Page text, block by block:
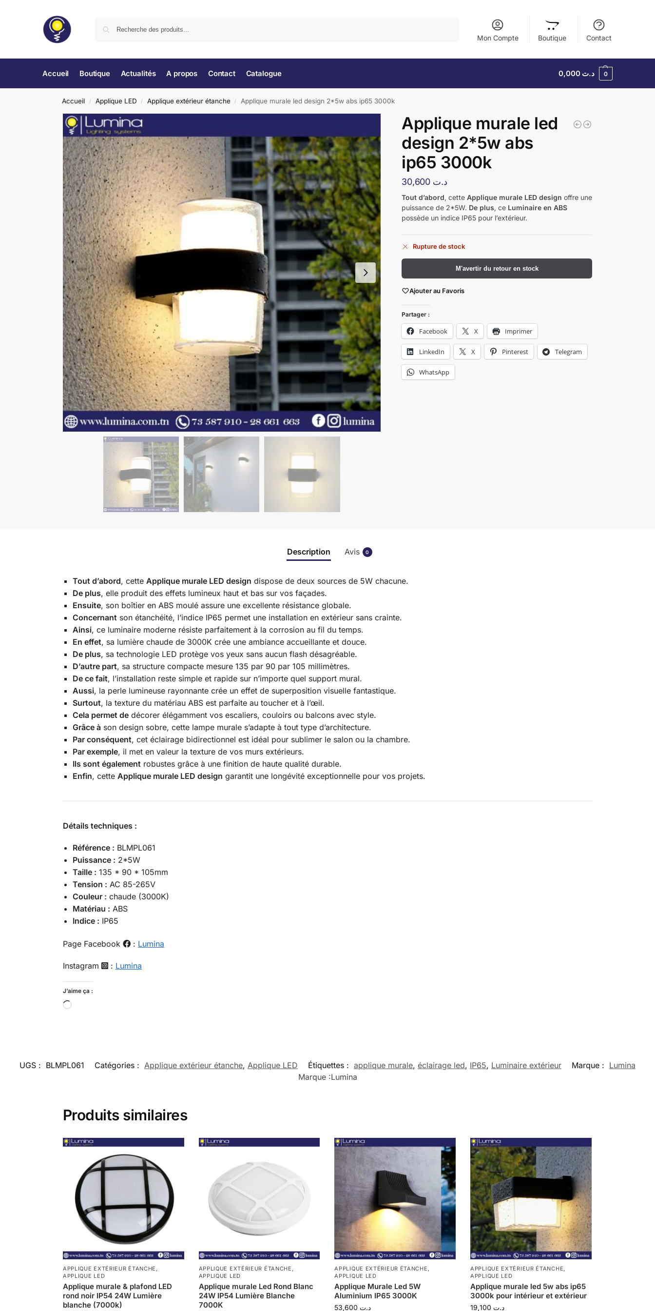
Mon Compte Boutique Contact
Accueil Boutique Actualités A propos Contact Catalogue د.ت 0,000 0
Accueil / Applique LED / Applique extérieur étanche / Applique murale led design 2*5w abs ip65 3000k
Applique murale led
design 2*5w abs
ip65 3000k
د.ت
Tout d’abord, cetteApplique murale LED design offre une
puissance de 2*5W. De plus, ce Luminaire en ABS
possède un indice IP65 pour l’extérieur.
Rupture de stock
​M'avertir du retour en stock
Ajouter au Favoris
Partager :
Facebook X Imprimer
LinkedIn X Pinterest Telegram
WhatsApp
Description Avis 0
Tout d’abord, cette Applique murale LED design dispose de deux sources de 5W chacune.
De plus, elle produit des effets lumineux haut et bas sur vos façades.
Ensuite, son boîtier en ABS moulé assure une excellente résistance globale.
Concernantson étanchéité, l’indice IP65 permet une installation en extérieur sans crainte.
Ainsi, ce luminaire moderne résiste parfaitement à la corrosion au fil du temps.
En effet, sa lumière chaude de 3000K crée une ambiance accueillante et douce.
De plus, sa technologie LED protège vos yeux sans aucun flash désagréable.
D’autre part, sa structure compacte mesure 135 par 90 par 105 millimètres.
De ce fait, l’installation reste simple et rapide sur n’importe quel support mural.
Aussi, la perle lumineuse rayonnante crée un effet de superposition visuelle fantastique.
Surtout, la texture du matériau ABS est parfaite au toucher et à l’œil.
Cela permet dedécorer élégamment vos escaliers, couloirs ou balcons avec style.
Grâce àson design sobre, cette lampe murale s’adapte à tout type d’architecture.
Par conséquent, cet éclairage bidirectionnel est idéal pour sublimer le salon ou la chambre.
Par exemple, il met en valeur la texture de vos murs extérieurs.
Ils sont égalementrobustes grâce à une finition de haute qualité durable.
Enfin, cette Applique murale LED design garantit une longévité exceptionnelle pour vos projets.
Détails techniques :
Référence : BLMPL061
Puissance : 2*5W
Taille : 135 * 90 * 105mm
Tension : AC 85-265V
Couleur : chaude (3000K)
Matériau : ABS
Indice : IP65
Page Facebook : Lumina
Instagram : Lumina
J’aime ça :
UGS : BLMPL061 Catégories : Applique extérieur étanche, Applique LED Étiquettes : applique murale, éclairage led, IP65, Luminaire extérieur Marque : Lumina
Marque :Lumina
Produits similaires
APPLIQUE EXTÉRIEUR ÉTANCHE
APPLIQUE LED
Applique murale & plafond LED
rond noir IP54 24W Lumière
blanche (7000k)
APPLIQUE EXTÉRIEUR ÉTANCHE
APPLIQUE LED
Applique murale Led Rond Blanc
24W IP54 Lumière Blanche
7000K
APPLIQUE EXTÉRIEUR ÉTANCHE
APPLIQUE LED
Applique Murale Led 5W
Aluminium IP65 3000K
د.ت
APPLIQUE EXTÉRIEUR ÉTANCHE
APPLIQUE LED
Applique murale led 5w abs ip65
3000k pour intérieur et extérieur
د.ت